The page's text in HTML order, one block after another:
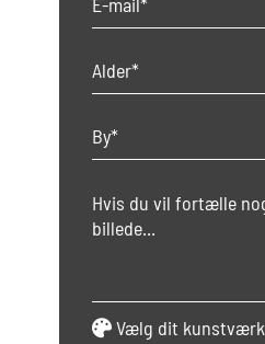
Vælg dit kunstværk